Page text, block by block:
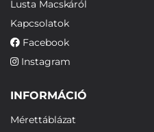
Lusta Macskáról
Kapcsolatok
Facebook
Instagram
INFORMÁCIÓ
Mérettáblázat